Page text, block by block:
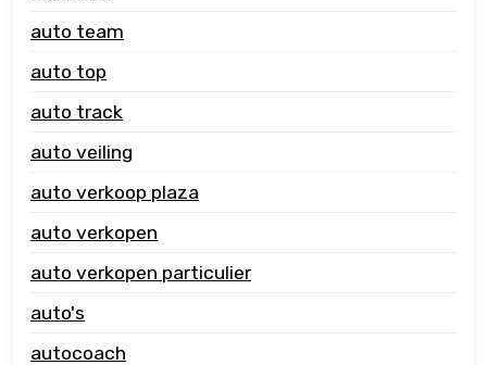
auto team
auto top
auto track
auto veiling
auto verkoop plaza
auto verkopen
auto verkopen particulier
auto's
autocoach